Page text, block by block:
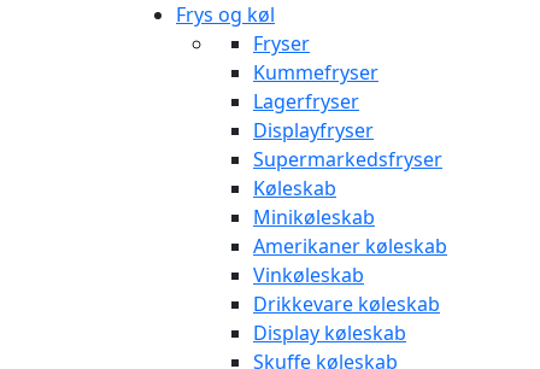
Frys og køl
Fryser
Kummefryser
Lagerfryser
Displayfryser
Supermarkedsfryser
Køleskab
Minikøleskab
Amerikaner køleskab
Vinkøleskab
Drikkevare køleskab
Display køleskab
Skuffe køleskab